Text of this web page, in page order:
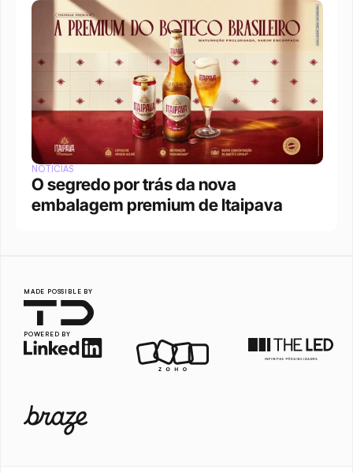
NOTÍCIAS
O segredo por trás da nova
embalagem premium de Itaipava
MADE POSSIBLE BY
POWERED BY